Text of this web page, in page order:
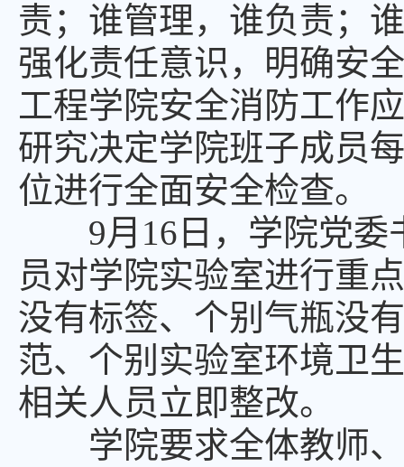
责；谁管理，谁负责；
强化责任意识，明确安
工程学院安全消防工作
研究决定学院班子成员
位进行全面安全检查。
9月16日，学院党
员对学院实验室进行重
没有标签、个别气瓶没
范、个别实验室环境卫
相关人员立即整改。
学院要求全体教师